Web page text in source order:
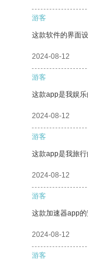
游客
这款软件的界面
2024-08-12
游客
这款app是我娱乐
2024-08-12
游客
这款app是我旅
2024-08-12
游客
这款加速器app
2024-08-12
游客